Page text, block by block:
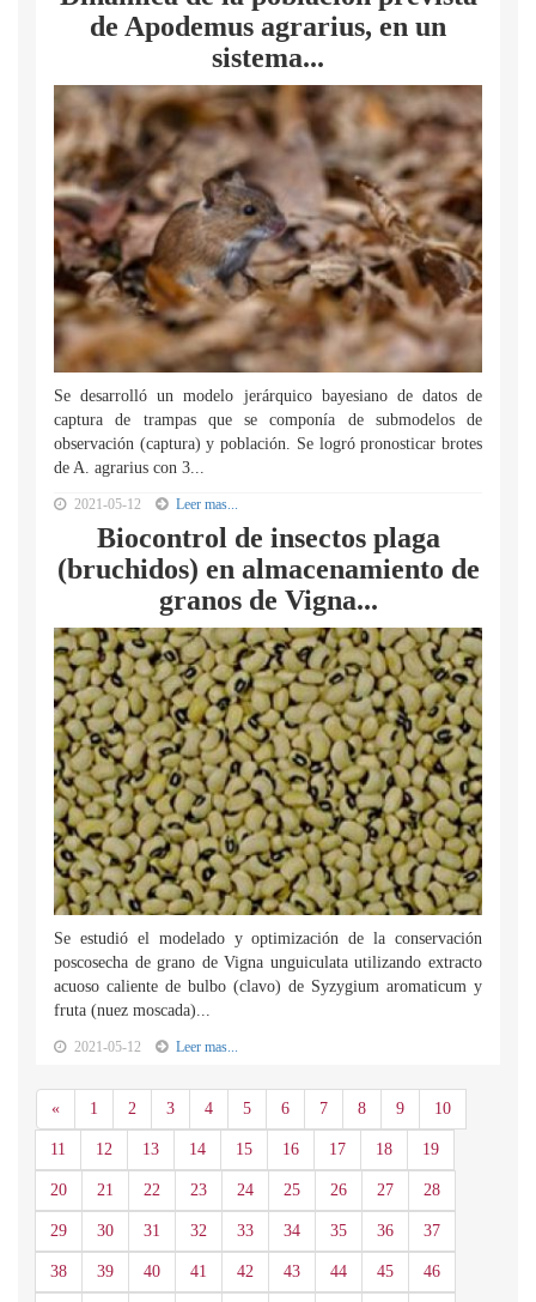
de Apodemus agrarius, en un
sistema...
Se desarrolló un modelo jerárquico bayesiano de datos de
captura de trampas que se componía de submodelos de
observación (captura) y población. Se logró pronosticar brotes
de A. agrarius con 3...
2021-05-12 Leer mas...
Biocontrol de insectos plaga
(bruchidos) en almacenamiento de
granos de Vigna...
Se estudió el modelado y optimización de la conservación
poscosecha de grano de Vigna unguiculata utilizando extracto
acuoso caliente de bulbo (clavo) de Syzygium aromaticum y
fruta (nuez moscada)...
2021-05-12 Leer mas...
«Anterior
1 2 3 4 5 6 7 8 9 10
11 12 13 14 15 16 17 18 19
20 21 22 23 24 25 26 27 28
29 30 31 32 33 34 35 36 37
38 39 40 41 42 43 44 45 46